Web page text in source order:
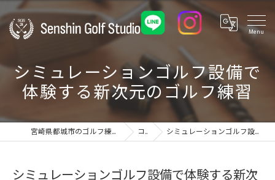
シミュレーションゴルフ設備で
体験する新次元のゴルフ練習
宮崎県都城市のゴルフ練習場ならSenshin Golf Studio 24 コラム シミュレーションゴルフ設備で体験する新次元のゴルフ練習
シミュレーションゴルフ設備で体験する新次